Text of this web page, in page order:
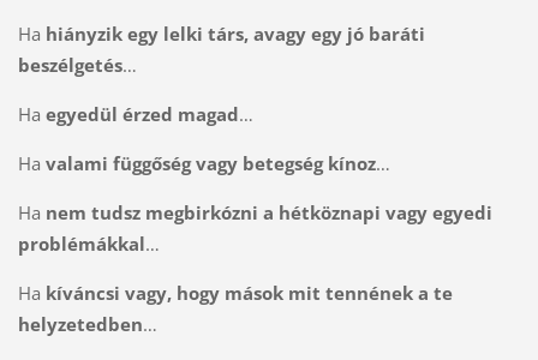
Ha hiányzik egy lelki társ, avagy egy jó baráti
beszélgetés…
Ha egyedül érzed magad…
Ha valami függőség vagy betegség kínoz…
Ha nem tudsz megbirkózni a hétköznapi vagy egyedi
problémákkal…
Ha kíváncsi vagy, hogy mások mit tennének a te
helyzetedben…